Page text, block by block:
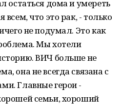
остаться дома и умереть
что это рак, - только
не подумал. Это как
Мы хотели
ВИЧ больше не
она не всегда связана с
Главные герои -
семьи, хороший